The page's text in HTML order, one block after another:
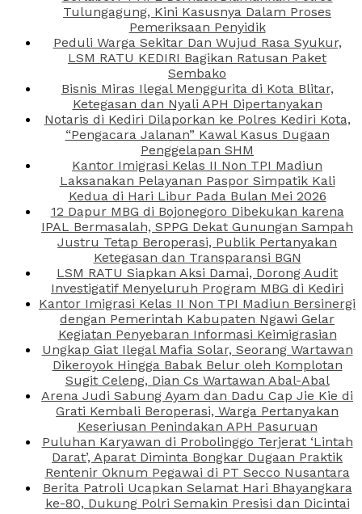
Tulungagung, Kini Kasusnya Dalam Proses
Pemeriksaan Penyidik
Peduli Warga Sekitar Dan Wujud Rasa Syukur,
LSM RATU KEDIRI Bagikan Ratusan Paket
Sembako
Bisnis Miras Ilegal Menggurita di Kota Blitar,
Ketegasan dan Nyali APH Dipertanyakan
Notaris di Kediri Dilaporkan ke Polres Kediri Kota,
“Pengacara Jalanan” Kawal Kasus Dugaan
Penggelapan SHM
Kantor Imigrasi Kelas II Non TPI Madiun
Laksanakan Pelayanan Paspor Simpatik Kali
Kedua di Hari Libur Pada Bulan Mei 2026
12 Dapur MBG di Bojonegoro Dibekukan karena
IPAL Bermasalah, SPPG Dekat Gunungan Sampah
Justru Tetap Beroperasi, Publik Pertanyakan
Ketegasan dan Transparansi BGN
LSM RATU Siapkan Aksi Damai, Dorong Audit
Investigatif Menyeluruh Program MBG di Kediri
Kantor Imigrasi Kelas II Non TPI Madiun Bersinergi
dengan Pemerintah Kabupaten Ngawi Gelar
Kegiatan Penyebaran Informasi Keimigrasian
Ungkap Giat Ilegal Mafia Solar, Seorang Wartawan
Dikeroyok Hingga Babak Belur oleh Komplotan
Sugit Celeng, Dian Cs Wartawan Abal-Abal
Arena Judi Sabung Ayam dan Dadu Cap Jie Kie di
Grati Kembali Beroperasi, Warga Pertanyakan
Keseriusan Penindakan APH Pasuruan
Puluhan Karyawan di Probolinggo Terjerat ‘Lintah
Darat’, Aparat Diminta Bongkar Dugaan Praktik
Rentenir Oknum Pegawai di PT Secco Nusantara
Berita Patroli Ucapkan Selamat Hari Bhayangkara
ke-80, Dukung Polri Semakin Presisi dan Dicintai